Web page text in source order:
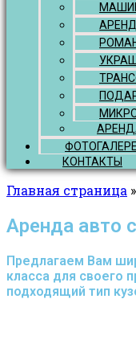
КОНТАКТЫ
Главная страница »
Аренда авто
Предлагаем Вам
класса для своего
подходящий тип